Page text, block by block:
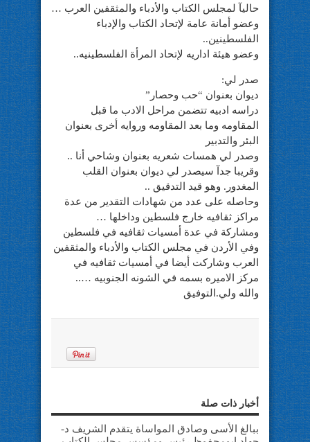
حاليآ لمجلس الكتاب والأدباء والمثقفين العرب …
وعضو أمانة عامة لإتحاد الكتاب والإدباء
الفلسطينين..
وعضو هيئة اداريه لإتحاد المرأة الفلسطينيه..
صدر لي:
ديوان بعنوان “حب وحصار”
دراسه ادبيه تتضمن مراحل الادب ما قبل
المقاومه وما بعد المقاومه وروايه أخرى بعنوان
البئر والتدبير
وصدر لي همسات شعريه بعنوان وشاحي أنا ..
وقريبا جدآ سيصدر لي ديوان بعنوان القلب
المغدور. وهو قيد التدقيق ..
وحاصله على عدد من شهادات التقدير من عدة
مراكز ثقافيه خارج فلسطين وداخلها …
ومشاركة في عدة أمسيات ثقافيه في فلسطين
وفي الأردن في مجلس الكتاب والأدباء والمثقفين
العرب وشاركت أيضا في أمسيات ثقافيه في
مركز الاميره بسمه في الشونه الجنوبيه …..
والله ولي.التوفيق
أخبار ذات صلة
ببالغ الأسى وصادق المواساة يتقدم الشريف د-